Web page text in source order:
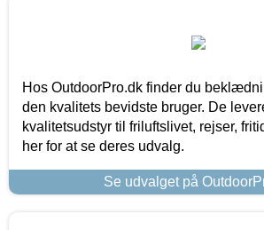
Hos OutdoorPro.dk finder du
den kvalitets bevidste bruger. De
kvalitetsudstyr til friluftslivet, rejser,
her for at se deres udvalg.
Se udvalget på